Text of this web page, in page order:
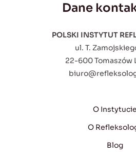
Dane
POLSKI INSTYTUT
ul. T.
22-600 Tomaszów
O Instytucie
O
Blog